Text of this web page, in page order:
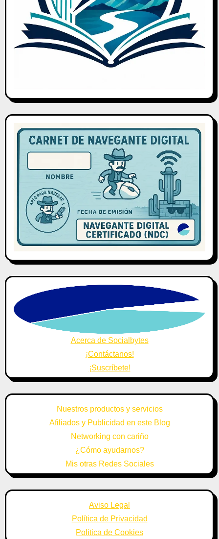
Acerca de Socialbytes
¡Contáctanos!
¡Suscríbete!
Nuestros productos y servicios
Afiliados y Publicidad en este Blog
Networking con cariño
¿Cómo ayudarnos?
Mis otras Redes Sociales
Aviso Legal
Política de Privacidad
Política de Cookies